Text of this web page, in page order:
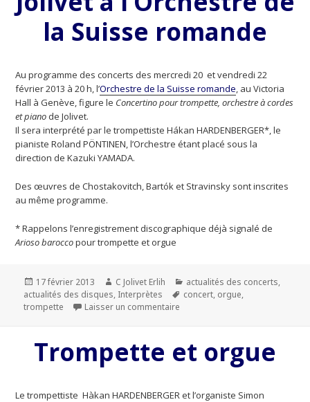
la Suisse romande
Au programme des concerts des mercredi 20 et vendredi 22
février 2013 à 20 h, l’Orchestre de la Suisse romande, au Victoria
Hall à Genève, figure le Concertino pour trompette, orchestre à cordes
et piano de Jolivet.
Il sera interprété par le trompettiste Hákan HARDENBERGER*, le
pianiste Roland PÖNTINEN, l’Orchestre étant placé sous la
direction de Kazuki YAMADA.
Des œuvres de Chostakovitch, Bartók et Stravinsky sont inscrites
au même programme.
* Rappelons l’enregistrement discographique déjà signalé de
Arioso baroccopour trompette et orgue
Publié
le
17 février 2013 Auteur
C Jolivet Erlih Catégories
actualités des concerts,
actualités des disques, Interprètes
Mots-
concert, orgue,
trompette
Laisser un commentaire
Trompette et orgue
Le trompettiste Hàkan HARDENBERGER et l’organiste Simon